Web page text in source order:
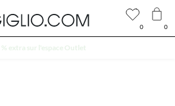
0 0
% extra sur l'espace Outlet